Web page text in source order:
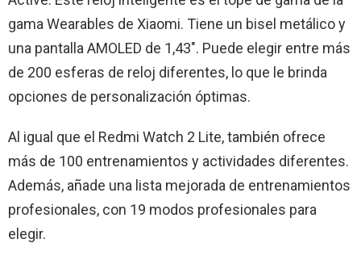
gama Wearables de Xiaomi. Tiene un bisel metálico y
una pantalla AMOLED de 1,43″. Puede elegir entre más
de 200 esferas de reloj diferentes, lo que le brinda
opciones de personalización óptimas.
Al igual que el Redmi Watch 2 Lite, también ofrece
más de 100 entrenamientos y actividades diferentes.
Además, añade una lista mejorada de entrenamientos
profesionales, con 19 modos profesionales para
elegir.